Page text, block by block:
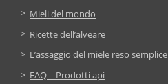
Mieli del mondo
Ricette dell’alveare
L’assaggio del miele reso semplice
FAQ – Prodotti api